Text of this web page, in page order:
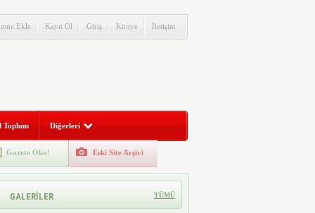
Ekle Kayıt Ol Giriş Künye İletişim
Toplum Diğerleri
Gazete Oku! Eski Site Arşivi
GALERİLER TÜMÜ